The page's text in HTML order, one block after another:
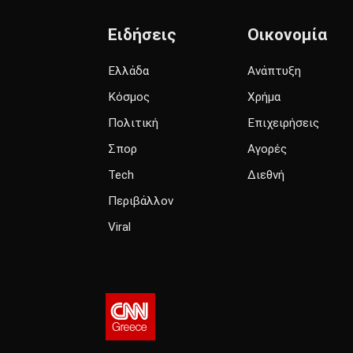
Ειδήσεις
Ελλάδα
Κόσμος
Πολιτική
Σπορ
Tech
Περιβάλλον
Viral
Οικονομία
Ανάπτυξη
Χρήμα
Επιχειρήσεις
Αγορές
Διεθνή